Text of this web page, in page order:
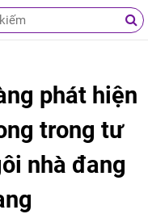
phát hiện
trong tư
nhà đang